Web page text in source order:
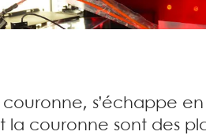
s’échappe
la couronne sont des